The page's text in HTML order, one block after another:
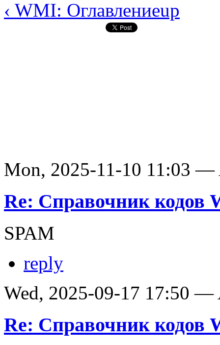
‹ WMI: Оглавлениеup
Mon, 2025-11-10 11:03 —
Re: Справочник кодов
SPAM
reply
Wed, 2025-09-17 17:50 —
Re: Справочник кодов